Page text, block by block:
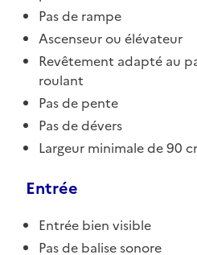
Pas de rampe
Ascenseur ou élévateur
Revêtement adapté au
roulant
Pas de pente
Pas de dévers
Largeur minimale de 90
Entrée
Entrée bien visible
Pas de balise sonore